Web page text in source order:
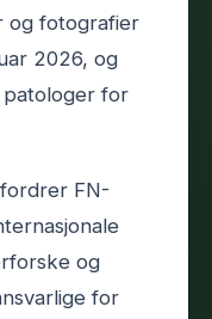
og fotografier
2026, og
patologer for
FN-
og
for